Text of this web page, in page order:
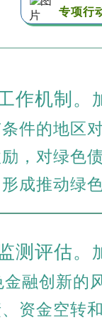
专项行
作机制。
件的地区
，对绿色
成推动绿
测评估。
融创新的
资金空转